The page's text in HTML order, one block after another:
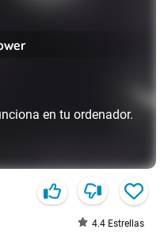
en tu ordenador.
4.4 Estrellas